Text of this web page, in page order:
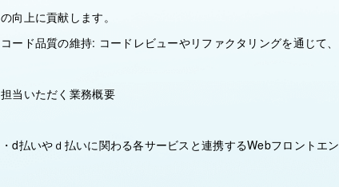
の向上に貢献します。
コード品質の維持: コードレビューやリファクタリングを通じて
担当いただく業務概要
・d払いやｄ払いに関わる各サービスと連携するWebフロントエ